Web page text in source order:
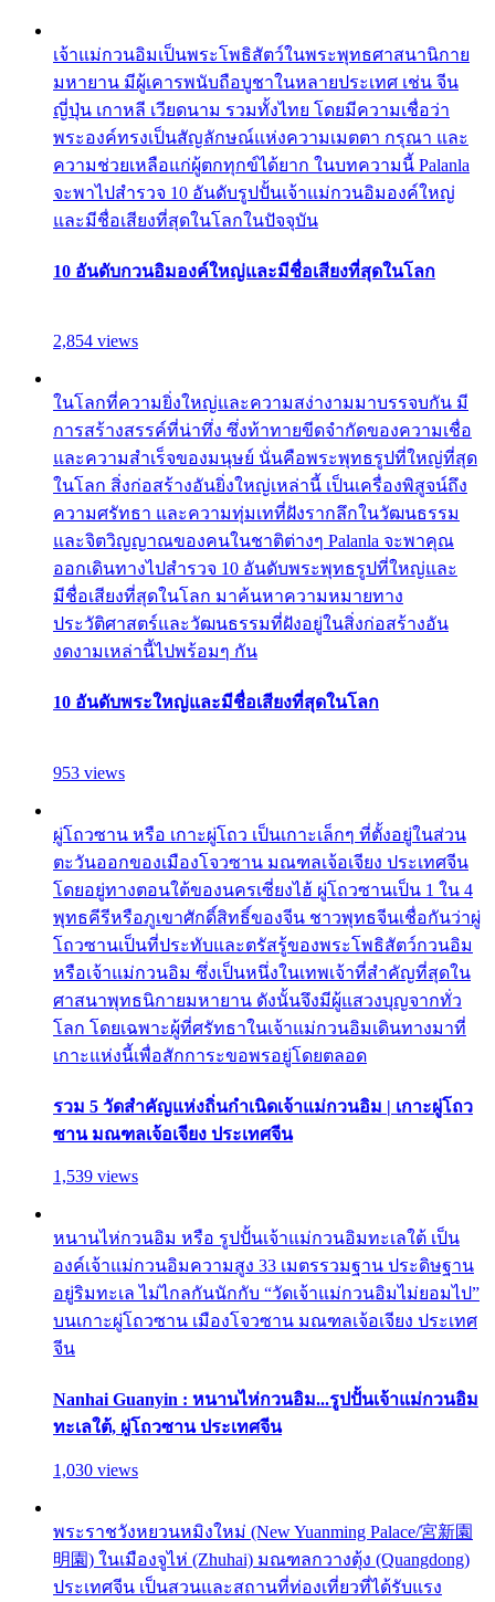
เจ้าแม่กวนอิมเป็นพระโพธิสัตว์ในพระพุทธศาสนานิกาย
มหายาน มีผู้เคารพนับถือบูชาในหลายประเทศ เช่น จีน
ญี่ปุ่น เกาหลี เวียดนาม รวมทั้งไทย โดยมีความเชื่อว่า
พระองค์ทรงเป็นสัญลักษณ์แห่งความเมตตา กรุณา และ
ความช่วยเหลือแก่ผู้ตกทุกข์ได้ยาก ในบทความนี้ Palanla
จะพาไปสำรวจ 10 อันดับรูปปั้นเจ้าแม่กวนอิมองค์ใหญ่
และมีชื่อเสียงที่สุดในโลกในปัจจุบัน
10 อันดับกวนอิมองค์ใหญ่และมีชื่อเสียงที่สุดในโลก
2,854 views
ในโลกที่ความยิ่งใหญ่และความสง่างามมาบรรจบกัน มี
การสร้างสรรค์ที่น่าทึ่ง ซึ่งท้าทายขีดจำกัดของความเชื่อ
และความสำเร็จของมนุษย์ นั่นคือพระพุทธรูปที่ใหญ่ที่สุด
ในโลก สิ่งก่อสร้างอันยิ่งใหญ่เหล่านี้ เป็นเครื่องพิสูจน์ถึง
ความศรัทธา และความทุ่มเทที่ฝังรากลึกในวัฒนธรรม
และจิตวิญญาณของคนในชาติต่างๆ Palanla จะพาคุณ
ออกเดินทางไปสำรวจ 10 อันดับพระพุทธรูปที่ใหญ่และ
มีชื่อเสียงที่สุดในโลก มาค้นหาความหมายทาง
ประวัติศาสตร์และวัฒนธรรมที่ฝังอยู่ในสิ่งก่อสร้างอัน
งดงามเหล่านี้ไปพร้อมๆ กัน
10 อันดับพระใหญ่และมีชื่อเสียงที่สุดในโลก
953 views
ผู่โถวซาน หรือ เกาะผู่โถว เป็นเกาะเล็กๆ ที่ตั้งอยู่ในส่วน
ตะวันออกของเมืองโจวซาน มณฑลเจ้อเจียง ประเทศจีน
โดยอยู่ทางตอนใต้ของนครเซี่ยงไฮ้ ผู่โถวซานเป็น 1 ใน 4
พุทธคีรีหรือภูเขาศักดิ์สิทธิ์ของจีน ชาวพุทธจีนเชื่อกันว่าผู่
โถวซานเป็นที่ประทับและตรัสรู้ของพระโพธิสัตว์กวนอิม
หรือเจ้าแม่กวนอิม ซึ่งเป็นหนึ่งในเทพเจ้าที่สำคัญที่สุดใน
ศาสนาพุทธนิกายมหายาน ดังนั้นจึงมีผู้แสวงบุญจากทั่ว
โลก โดยเฉพาะผู้ที่ศรัทธาในเจ้าแม่กวนอิมเดินทางมาที่
เกาะแห่งนี้เพื่อสักการะขอพรอยู่โดยตลอด
รวม 5 วัดสำคัญแห่งถิ่นกำเนิดเจ้าแม่กวนอิม | เกาะผู่โถว
ซาน มณฑลเจ้อเจียง ประเทศจีน
1,539 views
หนานไห่กวนอิม หรือ รูปปั้นเจ้าแม่กวนอิมทะเลใต้ เป็น
องค์เจ้าแม่กวนอิมความสูง 33 เมตรรวมฐาน ประดิษฐาน
อยู่ริมทะเล ไม่ไกลกันนักกับ “วัดเจ้าแม่กวนอิมไม่ยอมไป”
บนเกาะผู่โถวซาน เมืองโจวซาน มณฑลเจ้อเจียง ประเทศ
จีน
Nanhai Guanyin : หนานไห่กวนอิม...รูปปั้นเจ้าแม่กวนอิม
ทะเลใต้, ผู่โถวซาน ประเทศจีน
1,030 views
พระราชวังหยวนหมิงใหม่ (New Yuanming Palace/宮新園
明園) ในเมืองจูไห่ (Zhuhai) มณฑลกวางตุ้ง (Quangdong)
ประเทศจีน เป็นสวนและสถานที่ท่องเที่ยวที่ได้รับแรง